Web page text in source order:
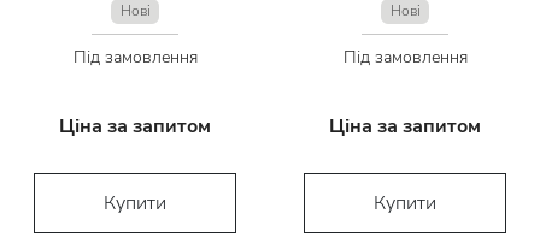
Нові
Під замовлення
Ціна за запитом
Купити
Нові
Під замовлення
Ціна за запитом
Купити